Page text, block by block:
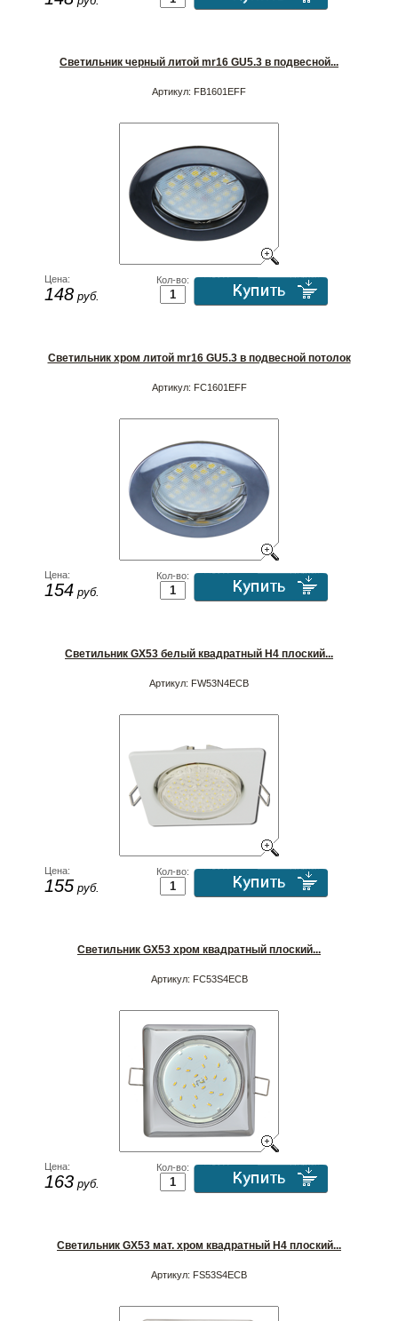
Светильник черный литой mr16 GU5.3 в подвесной...
Артикул: FB1601EFF
Цена:
148 руб.
Кол-во:
Светильник хром литой mr16 GU5.3 в подвесной потолок
Артикул: FC1601EFF
Цена:
154 руб.
Кол-во:
Светильник GX53 белый квадратный H4 плоский...
Артикул: FW53N4ECB
Цена:
155 руб.
Кол-во:
Светильник GX53 хром квадратный плоский...
Артикул: FC53S4ECB
Цена:
163 руб.
Кол-во:
Светильник GX53 мат. хром квадратный H4 плоский...
Артикул: FS53S4ECB